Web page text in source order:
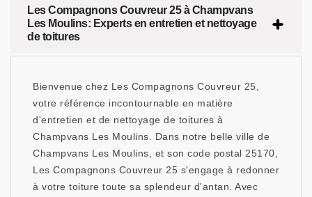
Les Compagnons Couvreur 25 à Champvans
Les Moulins: Experts en entretien et nettoyage
de toitures
Bienvenue chez Les Compagnons Couvreur 25,
votre référence incontournable en matière
d'entretien et de nettoyage de toitures à
Champvans Les Moulins. Dans notre belle ville de
Champvans Les Moulins, et son code postal 25170,
Les Compagnons Couvreur 25 s'engage à redonner
à votre toiture toute sa splendeur d'antan. Avec